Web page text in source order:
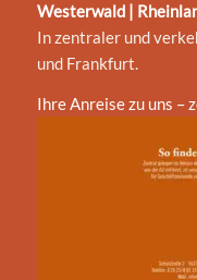
Westerwald |
In zentraler und
und Frankfurt.
Ihre Anreise zu uns –